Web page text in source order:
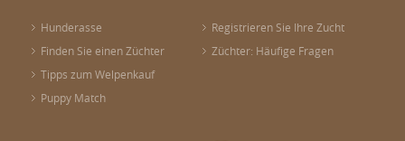
Hunderasse
Finden Sie einen Züchter
Tipps zum Welpenkauf
Puppy Match
Registrieren Sie Ihre Zucht
Züchter: Häufige Fragen